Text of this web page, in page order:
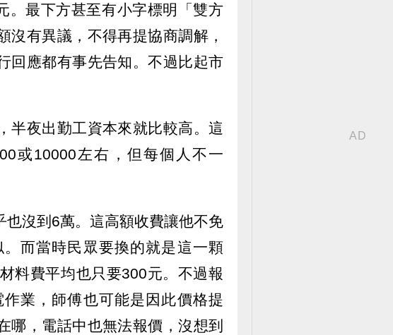
。最下方甚至有小字標明「雙方
沒有異議，不得再提協商調解，
回應都有事先告知。不過比起市
半夜出勤工資本來就比較高。這
或10000左右，但每個人不一
沒到6萬。這高額收費讓他不免
而當時民眾要換的就是這一顆
料費平均也只要300元。不過報
業，師傅也可能是因此價格提
哪，電話中也無法報價，沒想到